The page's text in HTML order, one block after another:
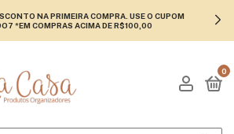
NA PRIMEIRA COMPRA. USE O CUPOM
*EM COMPRAS ACIMA DE R$100,00
0